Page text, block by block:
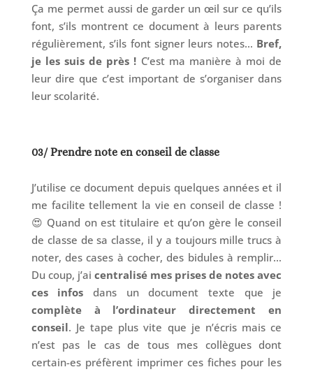
Ça me permet aussi de garder un œil sur ce qu’ils
font, s’ils montrent ce document à leurs parents
régulièrement, s’ils font signer leurs notes… Bref,
je les suis de près ! C’est ma manière à moi de
leur dire que c’est important de s’organiser dans
leur scolarité.
03/ Prendre note en conseil de classe
J’utilise ce document depuis quelques années et il
me facilite tellement la vie en conseil de classe !
😍 Quand on est titulaire et qu’on gère le conseil
de classe de sa classe, il y a toujours mille trucs à
noter, des cases à cocher, des bidules à remplir…
Du coup, j’ai centralisé mes prises de notes avec
ces infos dans un document texte que je
complète à l’ordinateur directement en
conseil. Je tape plus vite que je n’écris mais ce
n’est pas le cas de tous mes collègues dont
certain-es préfèrent imprimer ces fiches pour les